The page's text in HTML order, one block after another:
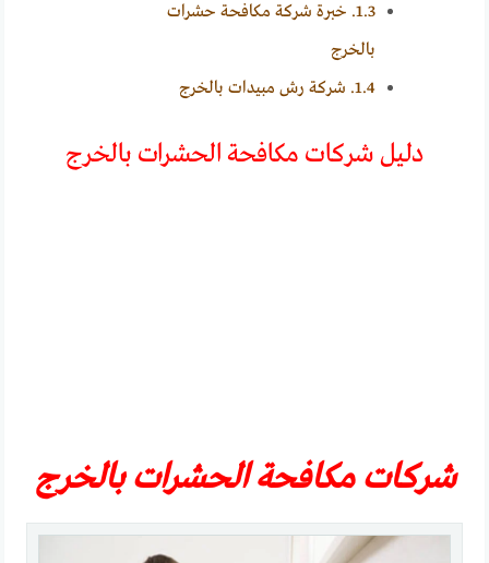
1.3. خبرة شركة مكافحة حشرات
بالخرج
1.4. شركة رش مبيدات بالخرج
دليل شركات مكافحة الحشرات بالخرج
شركات مكافحة الحشراتبالخرج